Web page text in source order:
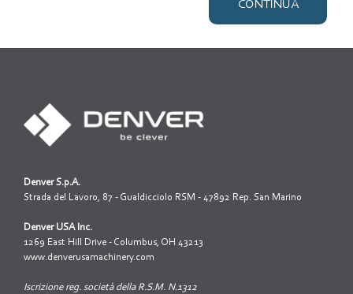
CONTINUA
Denver S.p.A.
Strada del Lavoro, 87 - Gualdicciolo RSM - 47892 Rep. San Marino
Denver USA Inc.
1269 East Hill Drive - Columbus, OH 43213
www.denverusamachinery.com
Iscrizione reg. società della R.S.M. N.1312